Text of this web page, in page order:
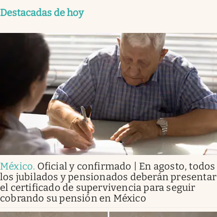
Destacadas de hoy
México. Oficial y confirmado | En agosto, todos
los jubilados y pensionados deberán presentar
el certificado de supervivencia para seguir
cobrando su pensión en México